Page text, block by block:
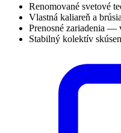
Renomované svetové
Vlastná kaliareň a
Prenosné zariadenia —
Stabilný kolektív